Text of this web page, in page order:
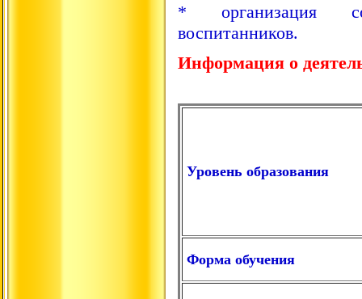
* организация
воспитанников.
Информация о
Уровень образования
Форма обучения